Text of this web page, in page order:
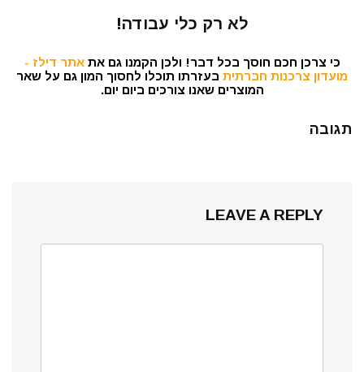
לא רק כלי עבודה!
כי צרכן חכם חוסך בכל דבר! ולכן הקמנו גם אתאתר דילז -
מועדון צרכנות חברתית בעזרתו תוכלו לחסוך המון גם על שאר
המוצרים שאנו צורכים ביום יום.
תגובה
LEAVE A REPLY